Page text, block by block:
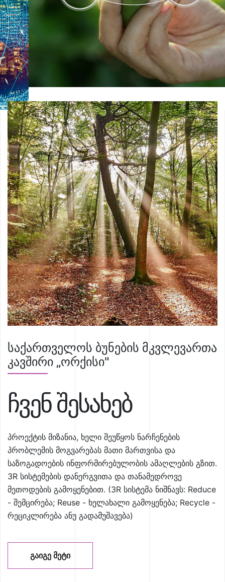
საქართველოს ბუნების მკვლევართა
კავშირი „ორქისი"
ჩვენ შესახებ
პროექტის მიზანია, ხელი შეუწყოს ნარჩენების
პრობლემის მოგვარებას მათი მართვისა და
საზოგადოების ინფორმირებულობის ამაღლების გზით.
3R სისტემების დანერგვითა და თანამედროვე
მეთოდების გამოყენებით. (3R სისტემა ნიშნავს: Reduce
- შემცირება; Reuse - ხელახალი გამოყენება; Recycle -
რეციკლირება ანუ გადამუშავება)
ᲒᲐᲘᲒᲔ ᲛᲔᲢᲘ